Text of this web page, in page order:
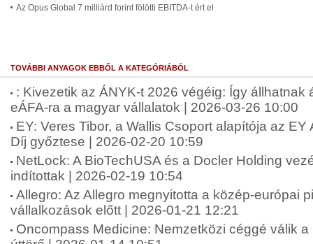
Az Opus Global 7 milliárd forint fölötti EBITDA-t ért el
TOVÁBBI ANYAGOK EBBŐL A KATEGÓRIÁBÓL
: Kivezetik az ÁNYK-t 2026 végéig: Így állhatnak
eÁFA-ra a magyar vállalatok | 2026-03-26 10:00
EY: Veres Tibor, a Wallis Csoport alapítója az EY
Díj győztese | 2026-02-20 10:59
NetLock: A BioTechUSA és a Docler Holding
indítottak | 2026-02-19 10:54
Allegro: Az Allegro megnyitotta a közép-európai
vállalkozások előtt | 2026-01-21 12:21
Oncompass Medicine: Nemzetközi céggé válik